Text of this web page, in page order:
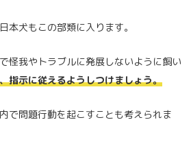
本犬もこの部類に入ります。
怪我やトラブルに発展しないように飼い
指示に従えるようしつけましょう。
で問題行動を起こすことも考えられま